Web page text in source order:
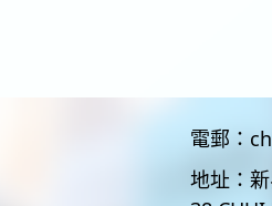
電郵：
地址：